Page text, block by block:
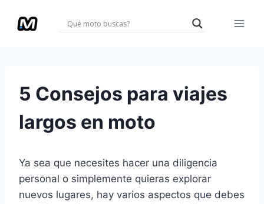
5 Consejos para viajes
largos en moto
Ya sea que necesites hacer una diligencia
personal o simplemente quieras explorar
nuevos lugares, hay varios aspectos que debes